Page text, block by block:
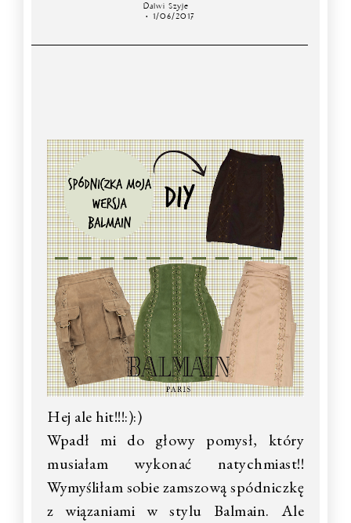
Dalwi Szyje
1/06/2017
Hej ale hit!!!:):)
Wpadł mi do głowy pomysł, który
musiałam wykonać natychmiast!!
Wymyśliłam sobie zamszową spódniczkę
z wiązaniami w stylu Balmain. Ale